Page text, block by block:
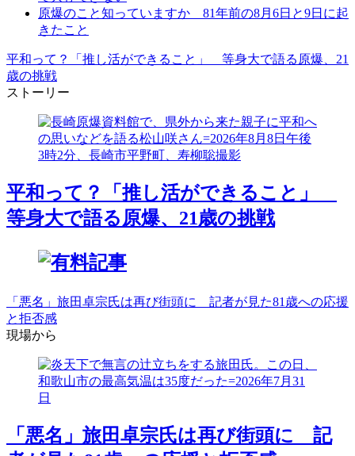
原爆のこと知っていますか 81年前の8月6日と9日に起
きたこと
平和って？「推し活ができること」 等身大で語る原爆、21
歳の挑戦
ストーリー
平和って？「推し活ができること」
等身大で語る原爆、21歳の挑戦
「悪名」旅田卓宗氏は再び街頭に 記者が見た81歳への応援
と拒否感
現場から
「悪名」旅田卓宗氏は再び街頭に 記